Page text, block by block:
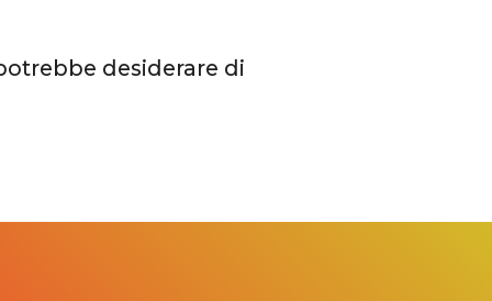
desiderare di